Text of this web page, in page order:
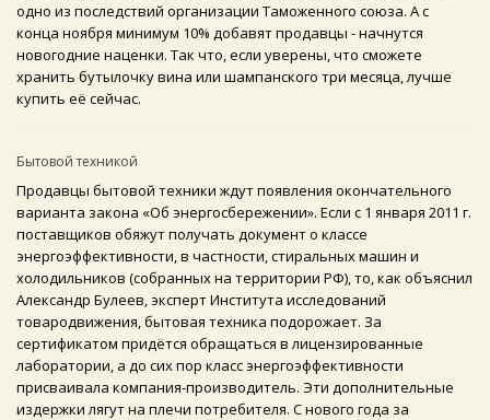
одно из последствий организации Таможенного союза. А с
конца ноября минимум 10% добавят продавцы - начнутся
новогодние наценки. Так что, если уверены, что сможете
хранить бутылочку вина или шампанского три месяца, лучше
купить её сейчас.
Бытовой техникой
Продавцы бытовой техники ждут появления окончательного
варианта закона «Об энергосбережении». Если с 1 января 2011 г.
поставщиков обяжут получать документ о классе
энергоэффективности, в частности, стиральных машин и
холодильников (собранных на территории РФ), то, как объяснил
Александр Булеев, эксперт Института исследований
товародвижения, бытовая техника подорожает. За
сертификатом придётся обращаться в лицензированные
лаборатории, а до сих пор класс энергоэффективности
присваивала компания-производитель. Эти дополнительные
издержки лягут на плечи потребителя. C нового года за